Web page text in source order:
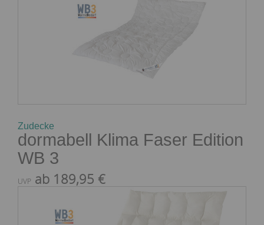
Zudecke
dormabell Klima Faser Edition
WB 3
UVP ab 189,95 €